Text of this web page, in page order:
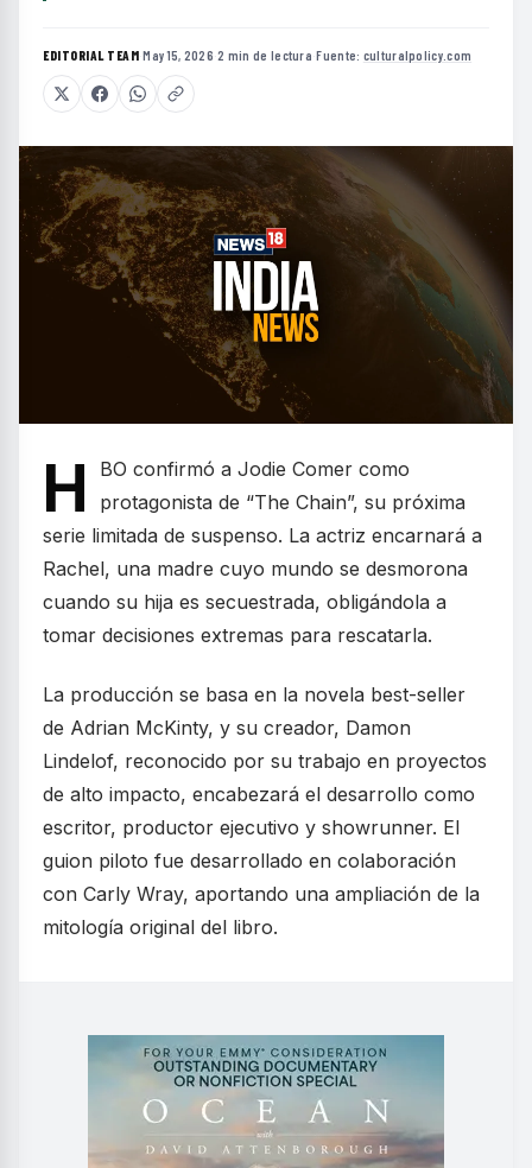
EDITORIAL TEAM·May 15, 2026·2 min de lectura·Fuente: culturalpolicy.com
H
BO confirmó a Jodie Comer como
protagonista de “The Chain”, su próxima
serie limitada de suspenso. La actriz encarnará a
Rachel, una madre cuyo mundo se desmorona
cuando su hija es secuestrada, obligándola a
tomar decisiones extremas para rescatarla.
La producción se basa en la novela best-seller
de Adrian McKinty, y su creador, Damon
Lindelof, reconocido por su trabajo en proyectos
de alto impacto, encabezará el desarrollo como
escritor, productor ejecutivo y showrunner. El
guion piloto fue desarrollado en colaboración
con Carly Wray, aportando una ampliación de la
mitología original del libro.